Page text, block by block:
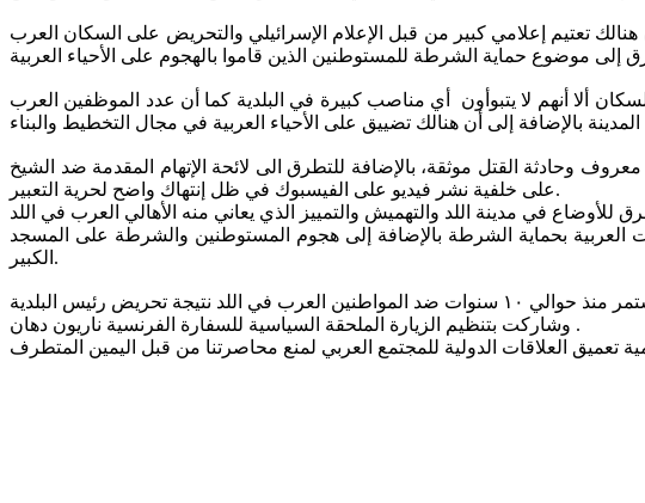
تعتيم إعلامي كبير من قبل الإعلام الإسرائيلي والتحريض على السكان العرب
ألا أنهم لا يتبوأون أي مناصب كبيرة في البلدية كما أن عدد الموظفين العرب
وحادثة القتل موثقة، بالإضافة للتطرق الى لائحة الإتهام المقدمة ضد الشيخ
على خلفية نشر فيديو على الفيسبوك في ظل إنتهاك واضح لحرية التعبير.
العربية بحماية الشرطة بالإضافة إلى هجوم المستوطنين والشرطة على المسجد
الكبير.
وشاركت بتنظيم الزيارة الملحقة السياسية للسفارة الفرنسية ناريون دهان .